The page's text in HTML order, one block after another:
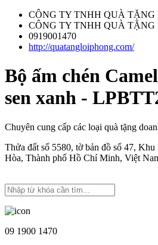
CÔNG TY TNHH QUÀ TẶNG
CÔNG TY TNHH QUÀ TẶNG
0919001470
http://quatangloiphong.com/
Bộ ấm chén
sen xanh -
Chuyên cung cấp các loại quà tặng
Thửa đất số 5580, tờ bản đồ số 47,
Hòa, Thành phố Hồ Chí Minh, Việt
09 1900 1470